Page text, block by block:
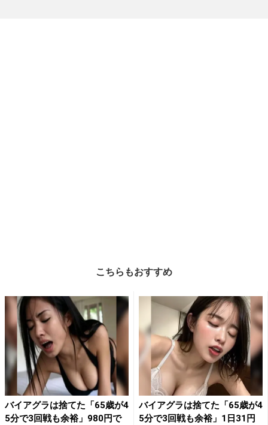
こちらもおすすめ
バイアグラは捨てた「65歳が4
5分で3回戦も余裕」980円で
バイアグラは捨てた「65歳が4
5分で3回戦も余裕」1日31円